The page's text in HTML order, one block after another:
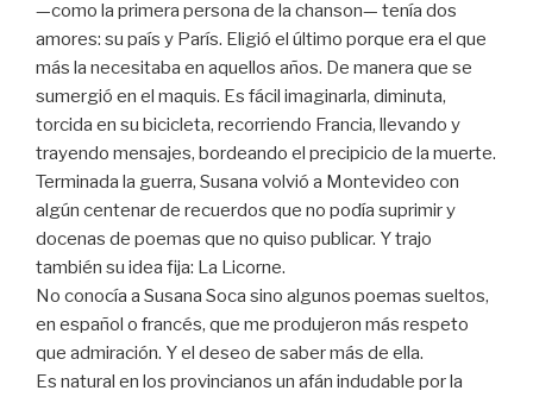
—como la primera persona de la chanson— tenía dos
amores: su país y París. Eligió el último porque era el que
más la necesitaba en aquellos años. De manera que se
sumergió en el maquis. Es fácil imaginarla, diminuta,
torcida en su bicicleta, recorriendo Francia, llevando y
trayendo mensajes, bordeando el precipicio de la muerte.
Terminada la guerra, Susana volvió a Montevideo con
algún centenar de recuerdos que no podía suprimir y
docenas de poemas que no quiso publicar. Y trajo
también su idea fija: La Licorne.
No conocía a Susana Soca sino algunos poemas sueltos,
en español o francés, que me produjeron más respeto
que admiración. Y el deseo de saber más de ella.
Es natural en los provincianos un afán indudable por la